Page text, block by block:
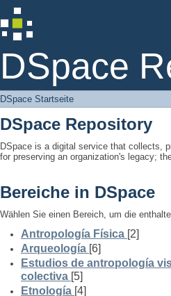
DSpace
DSpace Startseite
DSpace Startseite
DSpace Repository
DSpace is a digital service that collects,
for preserving an organization's legacy;
Bereiche in DSpace
Wählen Sie einen Bereich, um die
Antropología Física [2]
Arqueología [6]
Estudios de antropología
colectiva [5]
Etnología [4]